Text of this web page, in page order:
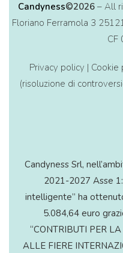
Candyness©2026– All
Floriano Ferramola 3
CF
Privacy policy | Cookie
(risoluzione di
Candyness Srl,
2021-2027 Asse
intelligente” ha
5.084,64 euro
“CONTRIBUTI PER
ALLE FIERE